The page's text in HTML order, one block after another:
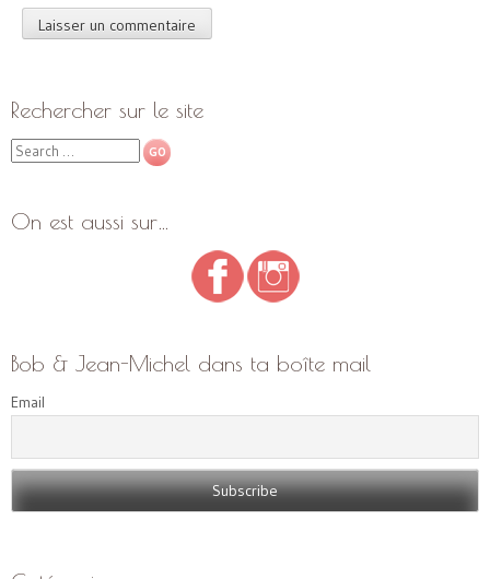
Rechercher sur le site
Search
On est aussi sur…
Bob & Jean-Michel dans ta boîte mail
Email